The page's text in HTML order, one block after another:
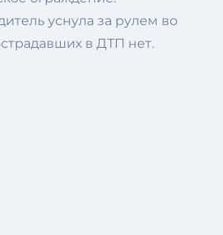
уснула за рулем во
в ДТП нет.